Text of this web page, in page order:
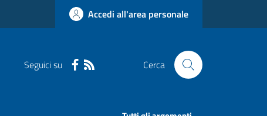
Accedi all'area personale
Seguici su Cerca